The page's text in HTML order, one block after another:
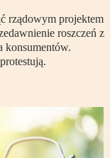
rządowym projektem
roszczeń z
konsumentów.